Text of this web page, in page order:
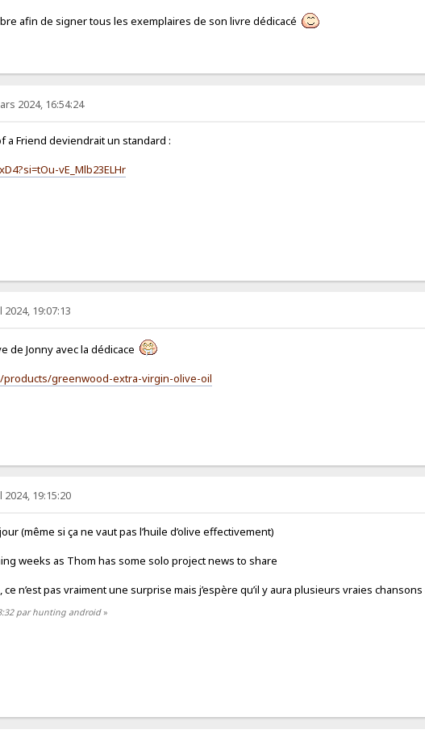
afin de signer tous les exemplaires de son livre dédicacé
2024, 16:54:24
a Friend deviendrait un standard :
vE_Mlb23ELHr
2024, 19:07:13
de Jonny avec la dédicace
greenwood-extra-virgin-olive-oil
2024, 19:15:20
(même si ça ne vaut pas l’huile d’olive effectivement)
weeks as Thom has some solo project news to share
n’est pas vraiment une surprise mais j’espère qu’il y aura plusieurs vraies
par hunting android»